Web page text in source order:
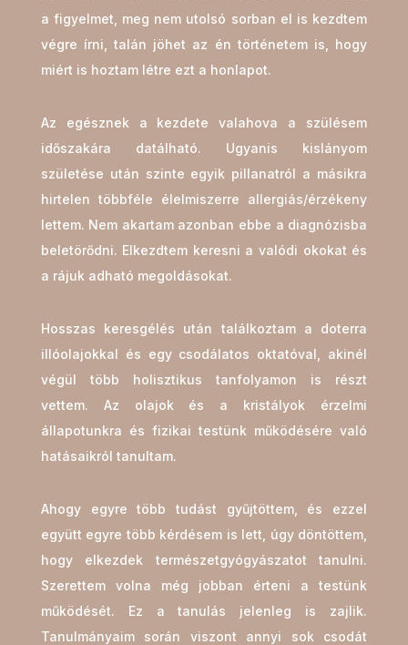
a figyelmet, meg nem utolsó sorban el is kezdtem
végre írni, talán jöhet az én történetem is, hogy
miért is hoztam létre ezt a honlapot.
Az egésznek a kezdete valahova a szülésem
időszakára datálható. Ugyanis kislányom
születése után szinte egyik pillanatról a másikra
hirtelen többféle élelmiszerre allergiás/érzékeny
lettem. Nem akartam azonban ebbe a diagnózisba
beletörődni. Elkezdtem keresni a valódi okokat és
a rájuk adható megoldásokat.
Hosszas keresgélés után találkoztam a doterra
illóolajokkal és egy csodálatos oktatóval, akinél
végül több holisztikus tanfolyamon is részt
vettem. Az olajok és a kristályok érzelmi
állapotunkra és fizikai testünk működésére való
hatásaikról tanultam.
Ahogy egyre több tudást gyűjtöttem, és ezzel
együtt egyre több kérdésem is lett, úgy döntöttem,
hogy elkezdek természetgyógyászatot tanulni.
Szerettem volna még jobban érteni a testünk
működését. Ez a tanulás jelenleg is zajlik.
Tanulmányaim során viszont annyi sok csodát